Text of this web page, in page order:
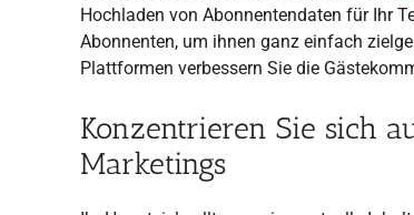
Hochladen von Abonnentendaten für Ihr
Abonnenten, um ihnen ganz einfach
Plattformen verbessern Sie die
Konzentrieren Sie sich
Marketings